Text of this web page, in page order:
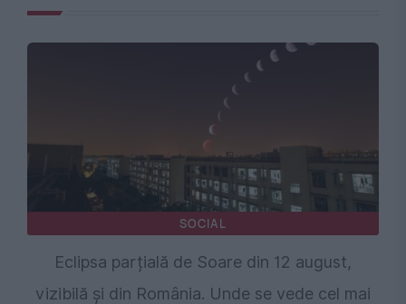
SOCIAL
Eclipsa parțială de Soare din 12 august,
vizibilă și din România. Unde se vede cel mai